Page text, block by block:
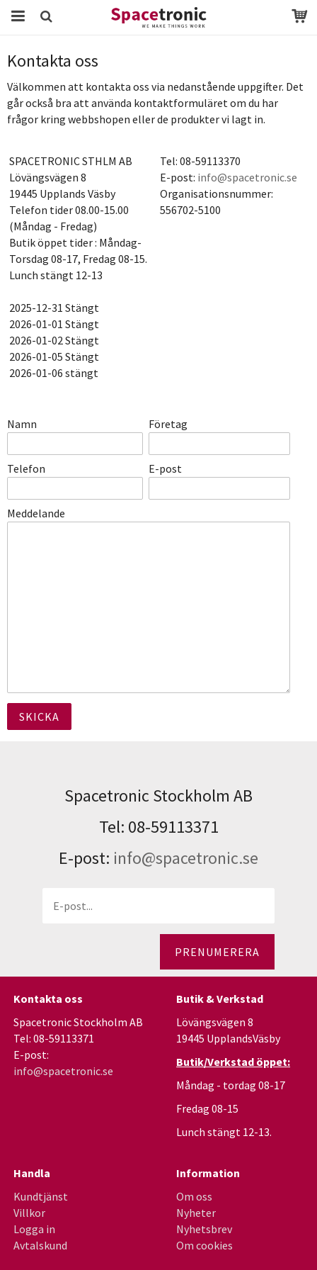
Produkten har blivit tillagd i varukorgen
Startsida Kontakta oss
Kontakta oss
Välkommen att kontakta oss via nedanstående uppgifter. Det
går också bra att använda kontaktformuläret om du har
frågor kring webbshopen eller de produkter vi lagt in.
SPACETRONIC STHLM AB
Lövängsvägen 8
19445 Upplands Väsby
Telefon tider 08.00-15.00
(Måndag - Fredag)
Butik öppet tider : Måndag-
Torsdag 08-17, Fredag 08-15.
Lunch stängt 12-13
2025-12-31 Stängt
2026-01-01 Stängt
2026-01-02 Stängt
2026-01-05 Stängt
2026-01-06 stängt
Tel: 08-59113370
E-post: info@spacetronic.se
Organisationsnummer:
556702-5100
Namn Företag
Telefon E-post
Meddelande
Spacetronic Stockholm AB
Tel: 08-59113371
E-post: info@spacetronic.se
PRENUMERERA
Kontakta oss
Spacetronic Stockholm AB
Tel: 08-59113371
E-post:
info@spacetronic.se
Butik & Verkstad
Lövängsvägen 8
19445 UpplandsVäsby
Butik/Verkstad öppet:
Måndag - tordag 08-17
Fredag 08-15
Lunch stängt 12-13.
Handla
Kundtjänst
Villkor
Logga in
Avtalskund
Information
Om oss
Nyheter
Nyhetsbrev
Om cookies